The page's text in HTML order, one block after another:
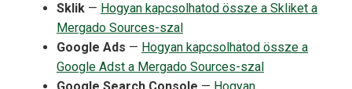
Sklik — Hogyan kapcsolhatod össze a Skliket a
Mergado Sources-szal
Google Ads — Hogyan kapcsolhatod össze a
Google Adst a Mergado Sources-szal